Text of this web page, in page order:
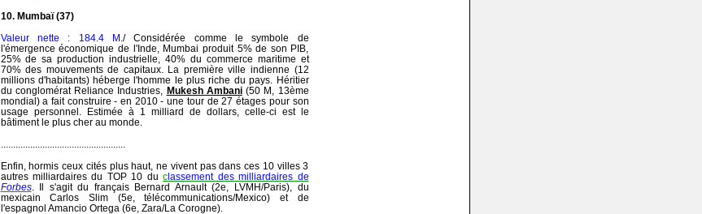
10. Mumbaï (37)
Valeur nette : 184.4 M. / Considérée comme le symbole de
l'émergence économique de l'Inde, Mumbai produit 5% de son PIB,
25% de sa production industrielle, 40% du commerce maritime et
70% des mouvements de capitaux. La première ville indienne (12
millions d'habitants) héberge l'homme le plus riche du pays. Héritier
du conglomérat Reliance Industries, Mukesh Ambani(50 M, 13ème
mondial) a fait construire - en 2010 - une tour de 27 étages pour son
usage personnel. Estimée à 1 milliard de dollars, celle-ci est le
bâtiment le plus cher au monde.
Enfin, hormis ceux cités plus haut, ne vivent pas dans ces 10 villes 3
autres milliardaires du TOP 10 duclassement des milliardaires de
Forbes. Il s'agit du français Bernard Arnault (2e, LVMH/Paris), du
mexicain Carlos Slim (5e, télécommunications/Mexico) et de
l'espagnol Amancio Ortega (6e, Zara/La Corogne).